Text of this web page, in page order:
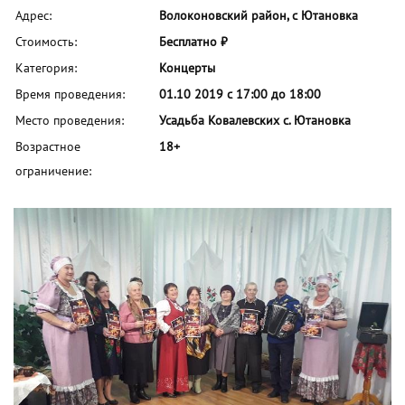
Адрес:
Волоконовский район, с Ютановка
Стоимость:
Бесплатно ₽
Категория:
Концерты
Время проведения:
01.10 2019 с 17:00 до 18:00
Место проведения:
Усадьба Ковалевских с. Ютановка
Возрастное
ограничение:
18+